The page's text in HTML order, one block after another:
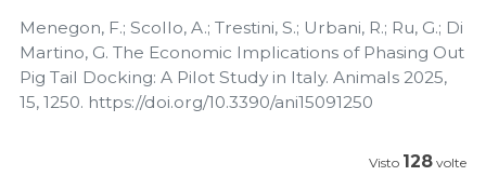
Menegon, F.; Scollo, A.; Trestini, S.; Urbani, R.; Ru, G.; Di
Martino, G. The Economic Implications of Phasing Out
Pig Tail Docking: A Pilot Study in Italy. Animals 2025,
15, 1250. https://doi.org/10.3390/ani15091250
Visto 128 volte